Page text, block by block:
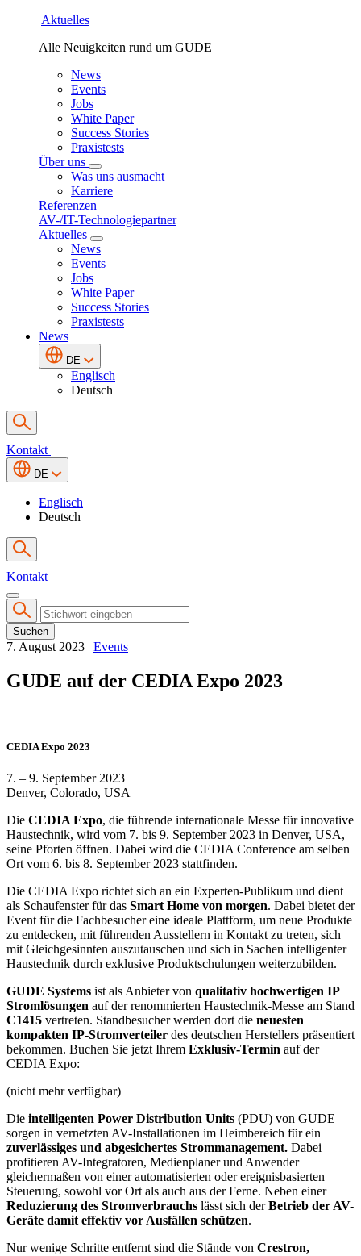
Aktuelles
Alle Neuigkeiten rund um GUDE
News
Events
Jobs
White Paper
Success Stories
Praxistests
Über uns
Was uns ausmacht
Karriere
Referenzen
AV-/IT-Technologiepartner
Aktuelles
News
Events
Jobs
White Paper
Success Stories
Praxistests
News
DE
Englisch
Deutsch
Kontakt
DE
Englisch
Deutsch
Kontakt
Suchen
7. August 2023 | Events
GUDE auf der CEDIA Expo 2023
CEDIA Expo 2023
7. – 9. September 2023
Denver, Colorado, USA
Die CEDIA Expo, die führende internationale Messe für innovative
Haustechnik, wird vom 7. bis 9. September 2023 in Denver, USA,
seine Pforten öffnen. Dabei wird die CEDIA Conference am selben
Ort vom 6. bis 8. September 2023 stattfinden.
Die CEDIA Expo richtet sich an ein Experten-Publikum und dient
als Schaufenster für das Smart Home von morgen. Dabei bietet der
Event für die Fachbesucher eine ideale Plattform, um neue Produkte
zu entdecken, mit führenden Ausstellern in Kontakt zu treten, sich
mit Gleichgesinnten auszutauschen und sich in Sachen intelligenter
Haustechnik durch exklusive Produktschulungen weiterzubilden.
GUDE Systems ist als Anbieter von qualitativ hochwertigen IP
Stromlösungen auf der renommierten Haustechnik-Messe am Stand
C1415 vertreten. Standbesucher werden dort die neuesten
kompakten IP-Stromverteiler des deutschen Herstellers präsentiert
bekommen. Buchen Sie jetzt Ihrem Exklusiv-Termin auf der
CEDIA Expo:
(nicht mehr verfügbar)
Die intelligenten Power Distribution Units (PDU) von GUDE
sorgen in vernetzten AV-Installationen im Heimbereich für ein
zuverlässiges und abgesichertes Strommanagement. Dabei
profitieren AV-Integratoren, Medienplaner und Anwender
gleichermaßen von einer automatisierten oder ereignisbasierten
Steuerung, sowohl vor Ort als auch aus der Ferne. Neben einer
Reduzierung des Stromverbrauchs lässt sich derBetrieb der AV-
Geräte damit effektiv vor Ausfällen schützen.
Nur wenige Schritte entfernt sind die Stände von Crestron,